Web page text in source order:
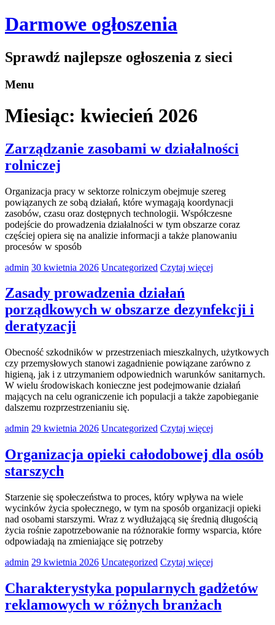
Darmowe ogłoszenia
Sprawdź najlepsze ogłoszenia z sieci
Menu
Miesiąc: kwiecień 2026
Zarządzanie zasobami w działalności
rolniczej
Organizacja pracy w sektorze rolniczym obejmuje szereg
powiązanych ze sobą działań, które wymagają koordynacji
zasobów, czasu oraz dostępnych technologii. Współczesne
podejście do prowadzenia działalności w tym obszarze coraz
częściej opiera się na analizie informacji a także planowaniu
procesów w sposób
admin 30 kwietnia 2026 Uncategorized Czytaj więcej
Zasady prowadzenia działań
porządkowych w obszarze dezynfekcji i
deratyzacji
Obecność szkodników w przestrzeniach mieszkalnych, użytkowych
czy przemysłowych stanowi zagadnienie powiązane zarówno z
higieną, jak i z utrzymaniem odpowiednich warunków sanitarnych.
W wielu środowiskach konieczne jest podejmowanie działań
mających na celu ograniczenie ich populacji a także zapobieganie
dalszemu rozprzestrzenianiu się.
admin 29 kwietnia 2026 Uncategorized Czytaj więcej
Organizacja opieki całodobowej dla osób
starszych
Starzenie się społeczeństwa to proces, który wpływa na wiele
wycinków życia społecznego, w tym na sposób organizacji opieki
nad osobami starszymi. Wraz z wydłużającą się średnią długością
życia rośnie zapotrzebowanie na różnorakie formy wsparcia, które
odpowiadają na zmieniające się potrzeby
admin 29 kwietnia 2026 Uncategorized Czytaj więcej
Charakterystyka popularnych gadżetów
reklamowych w różnych branżach